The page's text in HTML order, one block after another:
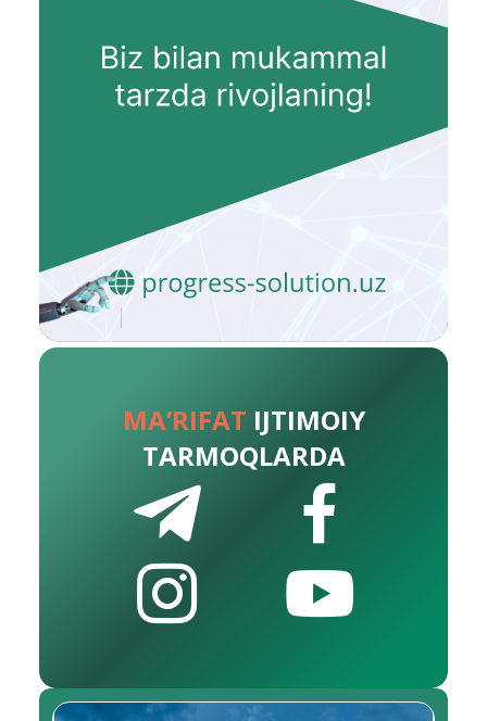
MA’RIFAT IJTIMOIY
TARMOQLARDA